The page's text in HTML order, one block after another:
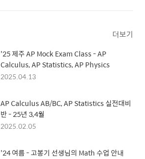
더보기
'25 제주 AP Mock Exam Class - AP
Calculus, AP Statistics, AP Physics
2025.04.13
AP Calculus AB/BC, AP Statistics 실전대비
반 - 25년 3,4월
2025.02.05
'24 여름 - 고봉기 선생님의 Math 수업 안내